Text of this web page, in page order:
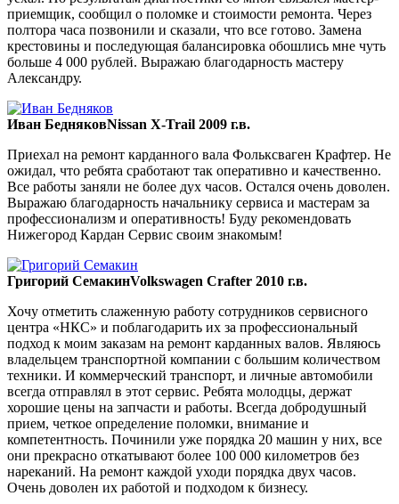
приемщик, сообщил о поломке и стоимости ремонта. Через
полтора часа позвонили и сказали, что все готово. Замена
крестовины и последующая балансировка обошлись мне чуть
больше 4 000 рублей. Выражаю благодарность мастеру
Александру.
Иван БедняковNissan X-Trail 2009 г.в.
Приехал на ремонт карданного вала Фольксваген Крафтер. Не
ожидал, что ребята сработают так оперативно и качественно.
Все работы заняли не более дух часов. Остался очень доволен.
Выражаю благодарность начальнику сервиса и мастерам за
профессионализм и оперативность! Буду рекомендовать
Нижегород Кардан Сервис своим знакомым!
Григорий СемакинVolkswagen Crafter 2010 г.в.
Хочу отметить слаженную работу сотрудников сервисного
центра «НКС» и поблагодарить их за профессиональный
подход к моим заказам на ремонт карданных валов. Являюсь
владельцем транспортной компании с большим количеством
техники. И коммерческий транспорт, и личные автомобили
всегда отправлял в этот сервис. Ребята молодцы, держат
хорошие цены на запчасти и работы. Всегда добродушный
прием, четкое определение поломки, внимание и
компетентность. Починили уже порядка 20 машин у них, все
они прекрасно откатывают более 100 000 километров без
нареканий. На ремонт каждой уходи порядка двух часов.
Очень доволен их работой и подходом к бизнесу.